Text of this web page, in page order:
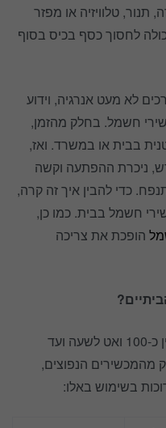
טלוויזיה או מפזר
לחסוך כסף בכיס בסוף
לא מעט אנרגיה, וידוע
בית יש לפחות 10-15 מכשירי חשמל. בחלק מהזמן,
בבית או במשרד. ואז,
ניכרת ההפתעה וקשה
כדי להבין איך זה קרה,
חשמל בבית. כמו כן,
הופכת את צריכה
מכשירי החשמל הביתיים צורכים בין כ-100 ואט לשעה ועד
מהמכשירים הנפוצים,
בשימוש באלו: